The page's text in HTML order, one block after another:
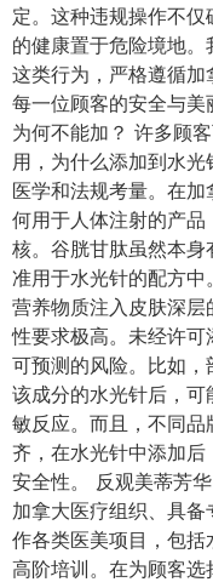
定。这种违规操作不
的健康置于危险境地
这类行为，严格遵循
每一位顾客的安全与
为何不能加？ 许多顾
用，为什么添加到水
医学和法规考量。在
何用于人体注射的产
核。谷胱甘肽虽然本
准用于水光针的配方
营养物质注入皮肤深
性要求极高。未经许
可预测的风险。比如
该成分的水光针后，
敏反应。而且，不同
齐，在水光针中添加
安全性。 反观美蒂芳
加拿大医疗组织、具
作各类医美项目，包
高阶培训。在为顾客